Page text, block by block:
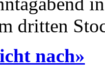
dritten
nach»